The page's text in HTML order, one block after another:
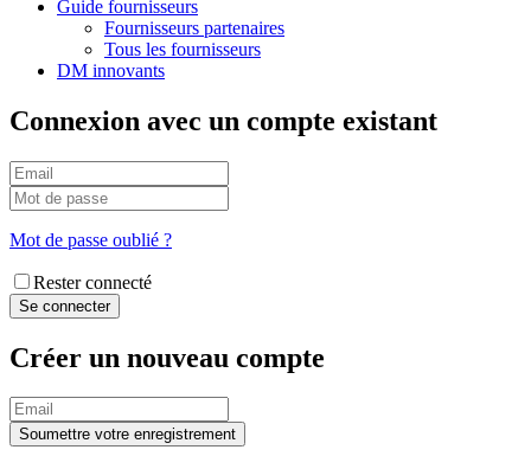
Guide fournisseurs
Fournisseurs partenaires
Tous les fournisseurs
DM innovants
Connexion avec un compte existant
Mot de passe oublié ?
Rester connecté
Créer un nouveau compte